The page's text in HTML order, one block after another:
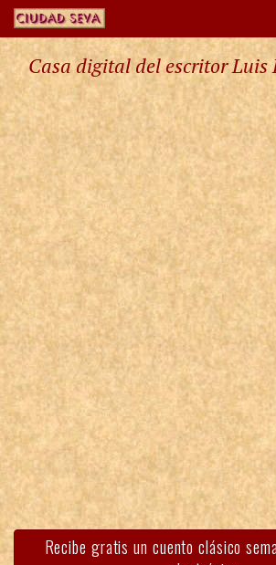
Casa digital del escritor Luis
Recibe gratis un cuento clásico